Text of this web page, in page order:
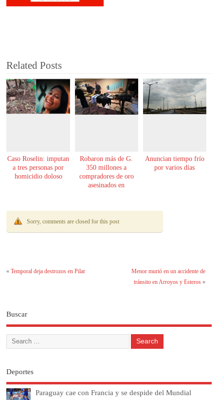
Related Posts
Caso Roselin: imputan
a tres personas por
homicidio doloso
Robaron más de G.
350 millones a
compradores de oro
asesinados en
Anuncian tiempo frío
por varios días
Sorry, comments are closed for this post
«Temporal deja destrozos en Pilar
Menor murió en un accidente de
tránsito en Arroyos y Esteros»
Buscar
Deportes
Paraguay cae con Francia y se despide del Mundial